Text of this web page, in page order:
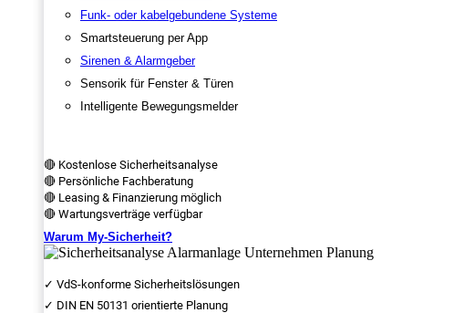
Funk- oder kabelgebundene Systeme
Smartsteuerung per App
Sirenen & Alarmgeber
Sensorik für Fenster & Türen
Intelligente Bewegungsmelder
🔴 Kostenlose Sicherheitsanalyse
🔴 Persönliche Fachberatung
🔴 Leasing & Finanzierung möglich
🔴 Wartungsverträge verfügbar
Warum My-Sicherheit?
✓ VdS-konforme Sicherheitslösungen
✓ DIN EN 50131 orientierte Planung